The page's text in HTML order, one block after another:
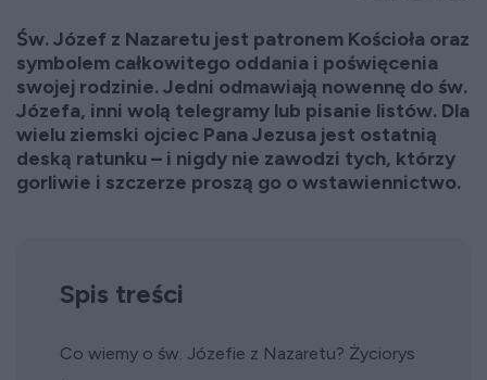
Św. Józef z Nazaretu jest patronem Kościoła oraz
symbolem całkowitego oddania i poświęcenia
swojej rodzinie. Jedni odmawiają nowennę do św.
Józefa, inni wolą telegramy lub pisanie listów. Dla
wielu ziemski ojciec Pana Jezusa jest ostatnią
deską ratunku – i nigdy nie zawodzi tych, którzy
gorliwie i szczerze proszą go o wstawiennictwo.
Spis treści
Co wiemy o św. Józefie z Nazaretu? Życiorys